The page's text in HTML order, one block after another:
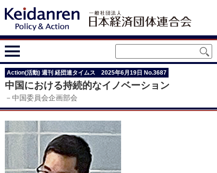
Action(活動) 週刊 経団連タイムス 2025年6月19日 No.3687
中国における持続的なイノベーション
－中国委員会企画部会